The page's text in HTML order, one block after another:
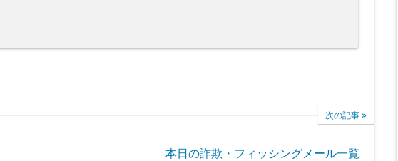
次の記事
本日の詐欺・フィッシングメール一覧